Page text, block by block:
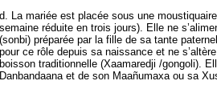
d. La mariée est placée sous une
semaine réduite en trois jours). Elle ne
(sonbi) préparée par la fille de sa tante
pour ce rôle depuis sa naissance et ne
boisson traditionnelle (Xaamaredji /gongoli).
Danbandaana et de son Maañumaxa ou sa